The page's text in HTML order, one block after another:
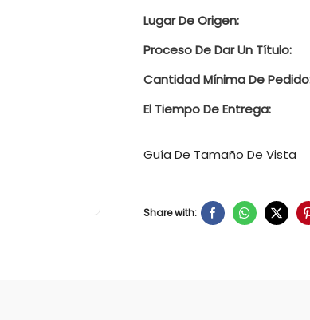
Lugar De Origen:
Proceso De Dar Un Título:
Cantidad Mínima De
El Tiempo De Entrega:
Guía De Tamaño De Vista
Share with: